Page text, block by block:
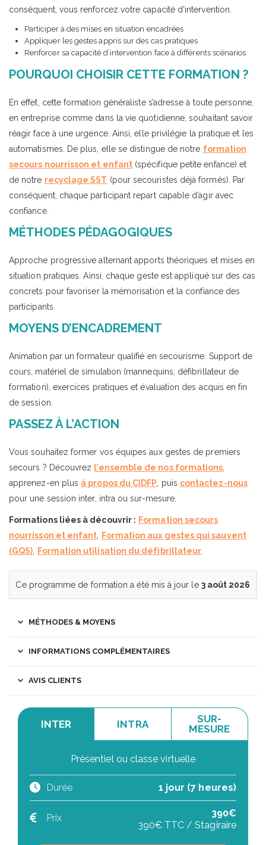
conséquent, vous renforcez votre capacité d’intervention.
Participer à des mises en situation encadrées
Appliquer les gestes appris sur des cas pratiques
Renforcer sa capacité d’intervention face à différents scénarios
POURQUOI CHOISIR CETTE FORMATION ?
En effet, cette formation généraliste s’adresse à toute personne,
en entreprise comme dans la vie quotidienne, souhaitant savoir
réagir face à une urgence. Ainsi, elle privilégie la pratique et les
automatismes. De plus, elle se distingue de notre formation
secours nourrisson et enfant(spécifique petite enfance) et
de notre recyclage SST (pour secouristes déjà formés). Par
conséquent, chaque participant repart capable d’agir avec
confiance.
MÉTHODES PÉDAGOGIQUES
Approche progressive alternant apports théoriques et mises en
situation pratiques. Ainsi, chaque geste est appliqué sur des cas
concrets pour favoriser la mémorisation et la confiance des
participants.
MOYENS D’ENCADREMENT
Animation par un formateur qualifié en secourisme. Support de
cours, matériel de simulation (mannequins, défibrillateur de
formation), exercices pratiques et évaluation des acquis en fin
de session.
PASSEZ À L’ACTION
Vous souhaitez former vos équipes aux gestes de premiers
secours ? Découvrez l’ensemble de nos formations
apprenez-en plus à propos du CIDFP , puis contactez-nous
pour une session inter, intra ou sur-mesure.
Formations liées à découvrir : Formation secours
nourrisson et enfant
Formation aux gestes qui sauvent
(GQS)
Formation utilisation du défibrillateur
Ce programme de formation a été mis à jour le 3 août 2026
MÉTHODES & MOYENS
INFORMATIONS COMPLÉMENTAIRES
AVIS CLIENTS
INTER INTRA
SUR-
MESURE
Présentiel ou classe virtuelle
Durée 1 jour (7 heures)
Prix
390€
390€ TTC / Stagiraire